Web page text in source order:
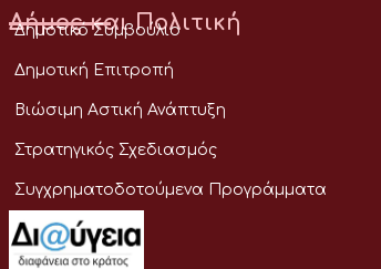
Δήμος και Πολιτική
Δημοτικό Συμβούλιο
Δημοτική Επιτροπή
Βιώσιμη Αστική Ανάπτυξη
Στρατηγικός Σχεδιασμός
Συγχρηματοδοτούμενα Προγράμματα